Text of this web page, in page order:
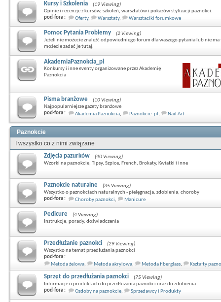
Kursy i Szkolenia
(19 Viewing)
Opinie i recenzje z kursów, szkoleń, warsztatów i pokazów stylizacji paznokci.
pod-fora :
Oferty, Warsztaty, Warsztaciki forumkowe
Pomoc Pytania Problemy
(2 Viewing)
Jeżeli nie możecie znaleźć odpowiedniego forum dla waszego pytania lub nie ma
możecie zadać je tutaj.
AkademiaPaznokcia_pl
Konkursy i inne eventy organizowane przez Akademię
Paznokcia
Pisma branżowe
(10 Viewing)
Najpopularniejsze gazety branżowe
pod-fora :
Akademia Paznokcia, Paznokcie_pl , Nail Art
Paznokcie
I wszystko co z nimi związane
Zdjęcia pazurków
(40 Viewing)
Wzorki na paznokcie, Tipsy, Szpice, French, Brokaty, Kwiatki i inne
Paznokcie naturalne
(35 Viewing)
Wszystko o paznokciach naturalnych - pielęgnacja, zdobienia, choroby
pod-fora :
Choroby paznokci, Manicure
Pedicure
(4 Viewing)
Instrukcje, porady, doświadczenia
Przedłużanie paznokci
(29 Viewing)
Wszystko na temat przedłużania paznokci
pod-fora :
Metoda żelowa, Metoda akrylowa, Metoda fiberglass, Kształty
Sprzęt do przedłużania paznokci
(75 Viewing)
Informacje o produktach do przedłużania paznokci oraz do zdobienia
pod-fora :
Ozdoby na paznokcie, Sprzedawcy i Produkty